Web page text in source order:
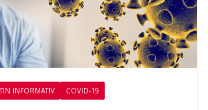
INFORMATIV COVID-19